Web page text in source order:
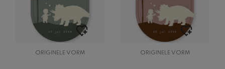
ORIGINELE VORM ORIGINELE VORM